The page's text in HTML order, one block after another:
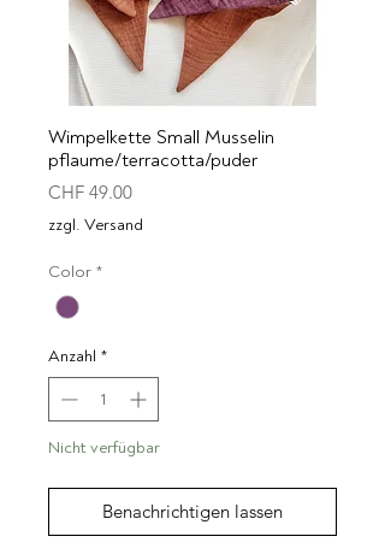
Wimpelkette Small Musselin
pflaume/terracotta/puder
CHF 49.00Preis
zzgl. Versand
Color *
Anzahl *
Nicht verfügbar
Benachrichtigen lassen